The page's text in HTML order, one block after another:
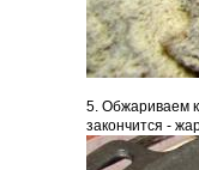
5. Обжариваем
закончится -